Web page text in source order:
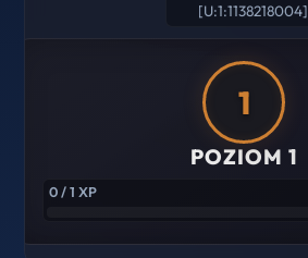
[U:1:1138218004]
1
POZIOM 1
0 / 1 XP